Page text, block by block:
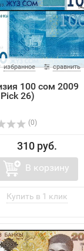
избранное сравнить
100 сом 2009
26)
(0)
310 руб.
В корзину